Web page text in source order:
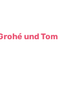
und Tom